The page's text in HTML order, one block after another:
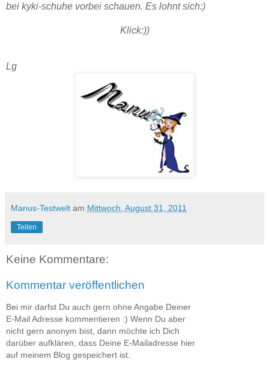
bei kyki-schuhe vorbei schauen. Es lohnt sich:)
Klick:))
Lg
Manus-Testwelt am Mittwoch, August 31, 2011
Teilen
Keine Kommentare:
Kommentar veröffentlichen
Bei mir darfst Du auch gern ohne Angabe Deiner
E-Mail Adresse kommentieren :) Wenn Du aber
nicht gern anonym bist, dann möchte ich Dich
darüber aufklären, dass Deine E-Mailadresse hier
auf meinem Blog gespeichert ist.